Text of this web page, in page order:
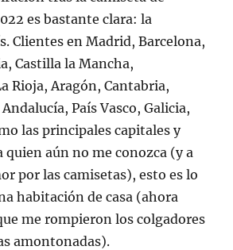
es bastante clara: la
Clientes en Madrid, Barcelona,
Castilla la Mancha,
Rioja, Aragón, Cantabria,
País Vasco, Galicia,
las principales capitales y
quien aún no me conozca (y a
por las camisetas), esto es lo
habitación de casa (ahora
me rompieron los colgadores
amontonadas).